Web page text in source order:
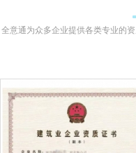
全意通为众多企业提供各类专业的